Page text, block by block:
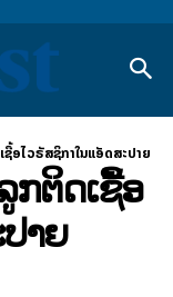
ອໄວຣັສຊິກາໃນແອັດສະປາຍ
ກຕິດເຊື້ອ
າຍ